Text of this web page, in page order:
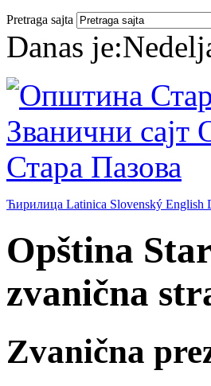
Pretraga sajta
Danas je:
Ћирилица Latinica Slovenský English
Opština
zvanična
Zvanična